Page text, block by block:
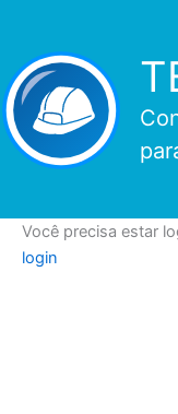
conteúdo
Você precisa estar
login